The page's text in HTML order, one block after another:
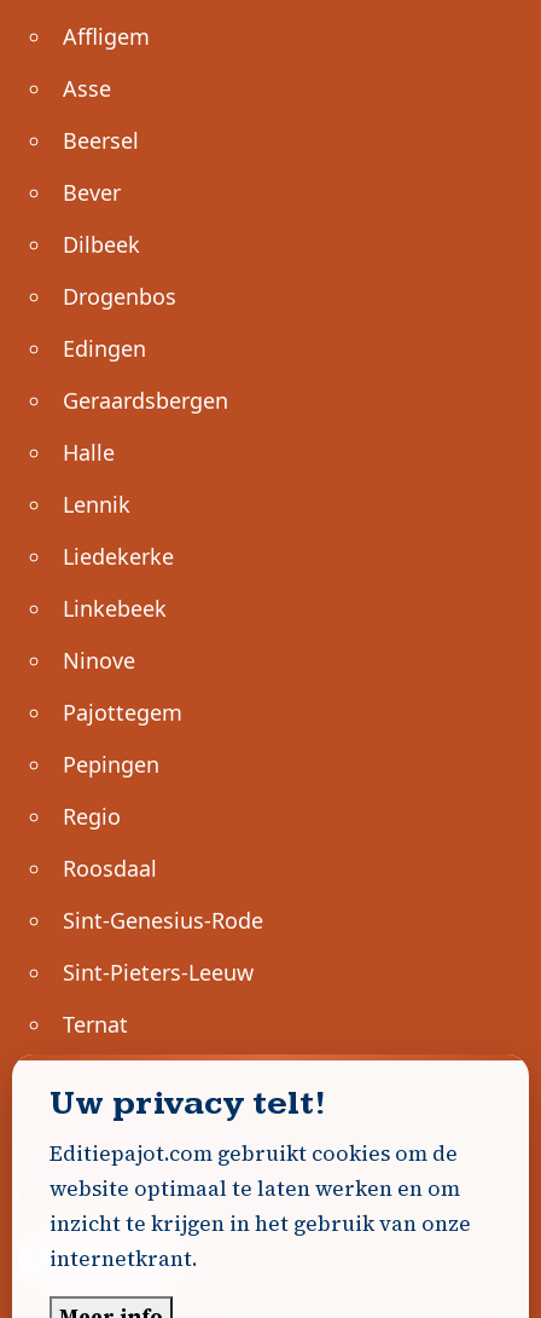
Affligem
Asse
Beersel
Bever
Dilbeek
Drogenbos
Edingen
Geraardsbergen
Halle
Lennik
Liedekerke
Linkebeek
Ninove
Pajottegem
Pepingen
Regio
Roosdaal
Sint-Genesius-Rode
Sint-Pieters-Leeuw
Ternat
Geen advertenties gevonden.
Uw advertentie hier? Contacteer ons!
Word Partner!
Uw privacy telt!
Editiepajot.com gebruikt cookies om de
website optimaal te laten werken en om
inzicht te krijgen in het gebruik van onze
internetkrant.